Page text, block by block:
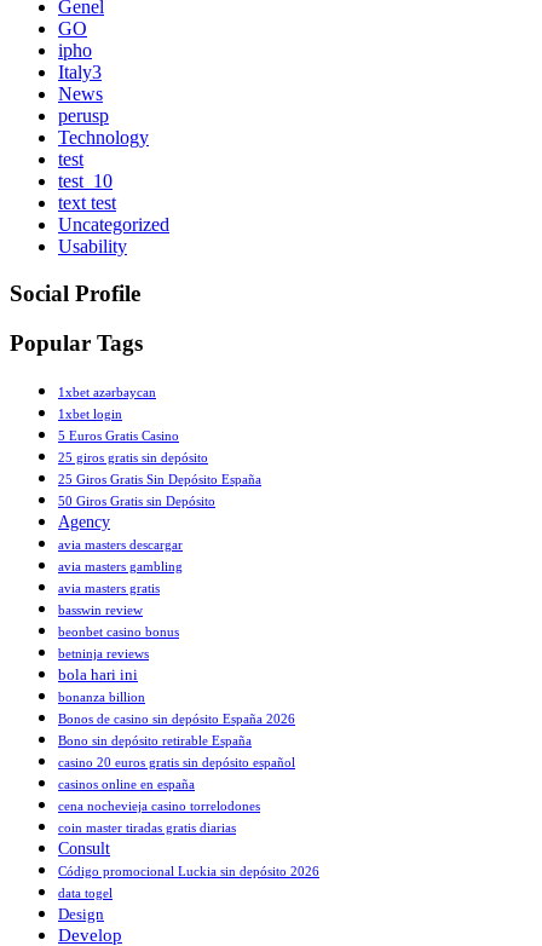
Genel
GO
ipho
Italy3
News
perusp
Technology
test
test_10
text test
Uncategorized
Usability
Social Profile
Popular Tags
1xbet azərbaycan
1xbet login
5 Euros Gratis Casino
25 giros gratis sin depósito
25 Giros Gratis Sin Depósito España
50 Giros Gratis sin Depósito
Agency
avia masters descargar
avia masters gambling
avia masters gratis
basswin review
beonbet casino bonus
betninja reviews
bola hari ini
bonanza billion
Bonos de casino sin depósito España 2026
Bono sin depósito retirable España
casino 20 euros gratis sin depósito español
casinos online en españa
cena nochevieja casino torrelodones
coin master tiradas gratis diarias
Consult
Código promocional Luckia sin depósito 2026
data togel
Design
Develop